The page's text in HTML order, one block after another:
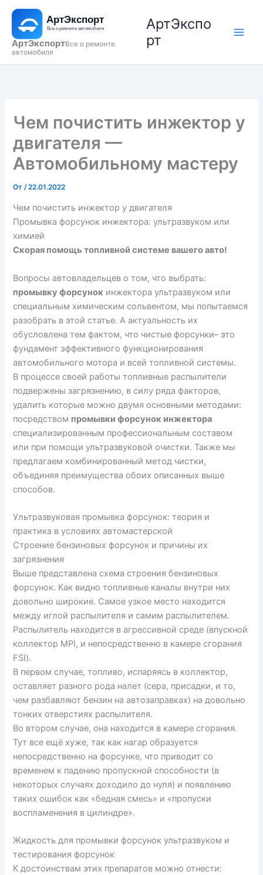
Перейти
содержимому
АртЭкспортВсе о ремонте
автомобиля
АртЭкспо
рт
Чем почистить инжектор у
двигателя —
Автомобильному мастеру
От /22.01.2022
Чем почистить инжектор у двигателя
Промывка форсунок инжектора: ультразвуком или
химией
Скорая помощь топливной системе вашего авто!
Вопросы автовладельцев о том, что выбрать:
промывку форсунок инжектора ультразвуком или
специальным химическим сольвентом, мы попытаемся
разобрать в этой статье. А актуальность их
обусловлена тем фактом, что чистые форсунки– это
фундамент эффективного функционирования
автомобильного мотора и всей топливной системы.
В процессе своей работы топливные распылители
подвержены загрязнению, в силу ряда факторов,
удалить которые можно двумя основными методами:
посредством промывки форсунок инжектора
специализированным профессиональным составом
или при помощи ультразвуковой очистки. Также мы
предлагаем комбинированный метод чистки,
объединяя преимущества обоих описанных выше
способов.
Ультразвуковая промывка форсунок: теория и
практика в условиях автомастерской
Строение бензиновых форсунок и причины их
загрязнения
Выше представлена схема строения бензиновых
форсунок. Как видно топливные каналы внутри них
довольно широкие. Самое узкое место находится
между иглой распылителя и самим распылителем.
Распылитель находится в агрессивной среде (впускной
коллектор MPI, и непосредственно в камере сгорания
FSI).
В первом случае, топливо, испаряясь в коллектор,
оставляет разного рода налет (сера, присадки, и то,
чем разбавляют бензин на автозаправках) на довольно
тонких отверстиях распылителя.
Во втором случае, она находится в камере сгорания.
Тут все ещё хуже, так как нагар образуется
непосредственно на форсунке, что приводит со
временем к падению пропускной способности (в
некоторых случаях доходило до нуля) и появлению
таких ошибок как «бедная смесь» и «пропуски
воспламенения в цилиндре».
Жидкость для промывки форсунок ультразвуком и
тестирования форсунок
К достоинствам этих препаратов можно отнести: